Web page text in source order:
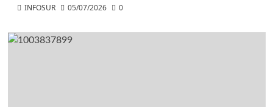
INFOSUR 05/07/2026 0